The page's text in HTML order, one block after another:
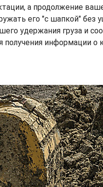
а продолжение
его "с шапкой"
удержания груза и
информации о